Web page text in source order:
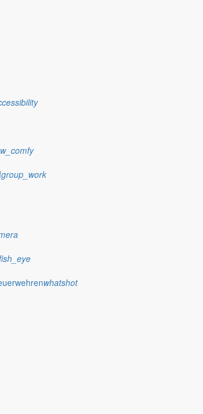
group_work
whatshot